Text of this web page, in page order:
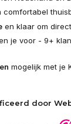
en klaar om
je voor - 9+
mogelijk met je
door